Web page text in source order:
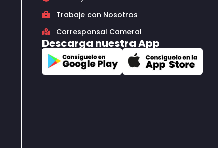
Trabaje con Nosotros
Corresponsal Cameral
Descarga nuestra App